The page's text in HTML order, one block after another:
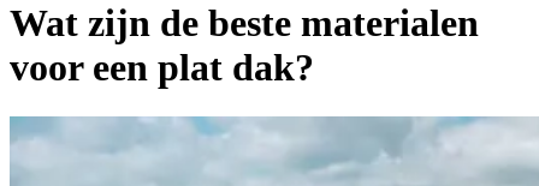
Wat zijn de beste materialen
voor een plat dak?